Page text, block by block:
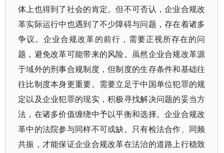
体上也得到了社会的肯定。但不可否认，企业合规改
革实际运行中也遇到了不少障碍与问题，存在着诸多
争议。企业合规改革的前行，需要正视所存在的问
题，避免改革可能带来的风险。虽然企业合规改革源
于域外的刑事合规制度，但制度的生存条件和基础往
往比制度本身更重要。需要立足于中国单位犯罪的规
定以及企业犯罪的现实，积极寻找解决问题的妥当方
法，在诸多价值缠绕中予以平衡和选择。企业合规改
革中的法院参与同样不可或缺。只有检法合作、同频
共振，才能保证企业合规改革在法治的道路上行稳致